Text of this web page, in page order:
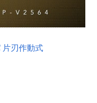
片刃作動式